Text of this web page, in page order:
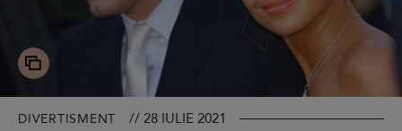
DIVERTISMENT // 28 IULIE 2021